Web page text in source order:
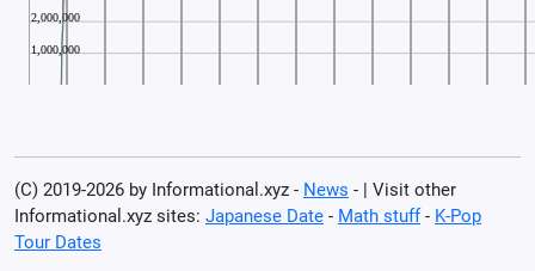
(C) 2019-2026 by Informational.xyz - News - | Visit other
Informational.xyz sites: Japanese Date - Math stuff- K-Pop
Tour Dates